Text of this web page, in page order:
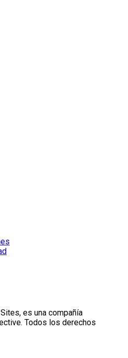
es una compañía
Todos los derechos